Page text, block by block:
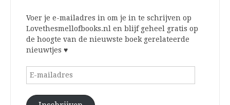
Voer je e-mailadres in om je in te schrijven op
Lovethesmellofbooks.nl en blijf geheel gratis op
de hoogte van de nieuwste boek gerelateerde
nieuwtjes ♥
E-